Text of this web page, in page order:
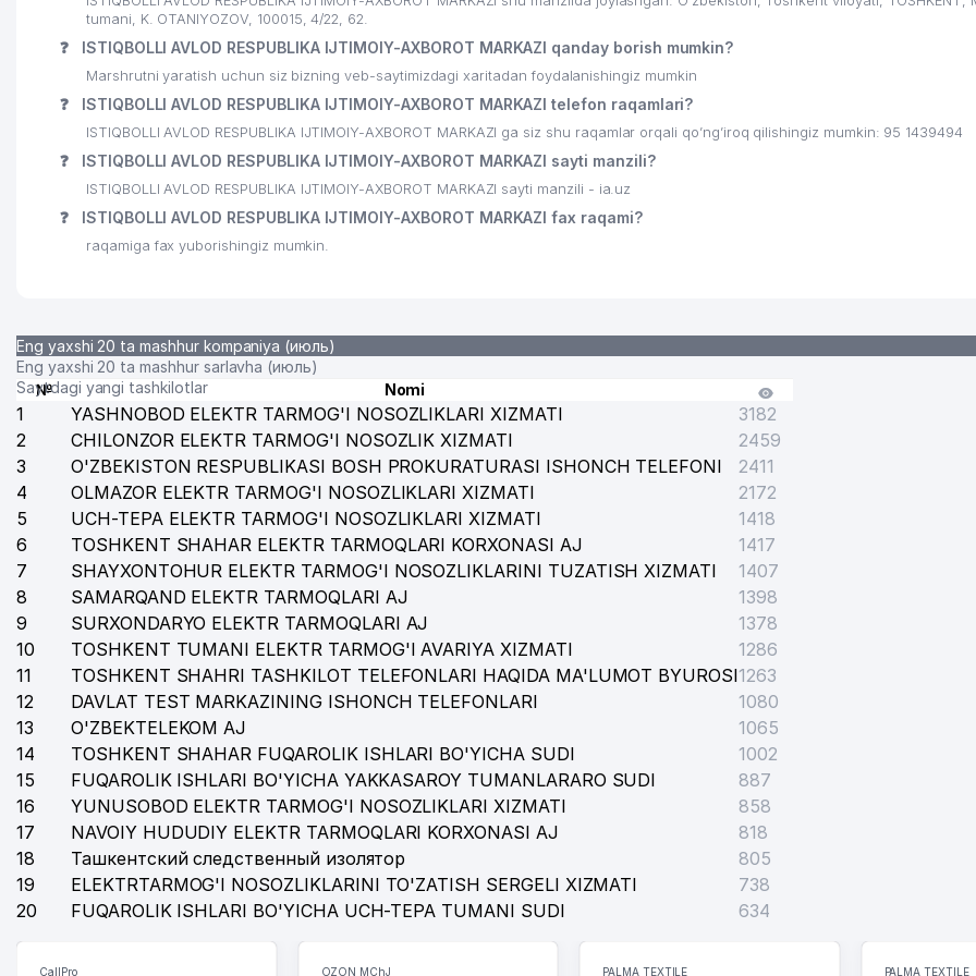
25 XONADON VA TASHKILOT TELEFONLAR XAQIDA MA'LUMOT BYUROSI
QULMATOVA DILDORA XAMZAYEVNA YAKKA TARTIBDAGI TADBIRKOR
28 AGRO PROM STROY PERLIT MChJ
29 DST SERVICE MChJ
GIZA FASHION HOUSE MChJ
32 SARUS BIZNES SERVIS MChJ
33 FUSION FOOD MChJ
DAVR BANK XUSUSIY AKSIYADORLIK TIJORAT BANK YAKKASAROY FILIALI
KEY SOLUTIONS MChJ
ESTHER TECHNOLOGY MChJ
ART VITRAJ MChJ
GLOBAL LOGISTICS SYSTEMS MChJ
HIGH STAND TOURS MChJ
ТАШКЕНТСКОЕ ГОРОДСКОЕ ТЕРРИТОРИАЛЬНОЕ КОММУНАЛЬНО-ЭКСПЛУАТАЦИОННОЕ BIRLASHMASI
O'ZBEKISTON RESPUBLIKASI XALQ TA'LIMI VAZIRLIGI
PREMIUM COFFEE PROJECT MChJ
COOL KIDS NODAVLAT TA'LIM MUASSASASI
INGO-UZBEKISTAN AJ
tumani, K. OTANIYOZOV, 100015, 4/22, 62.
❓ ISTIQBOLLI AVLOD RESPUBLIKA IJTIMOIY-AXBOROT MARKAZI qanday borish mumkin?
Marshrutni yaratish uchun siz bizning veb-saytimizdagi xaritadan foydalanishingiz mumkin
❓ ISTIQBOLLI AVLOD RESPUBLIKA IJTIMOIY-AXBOROT MARKAZI telefon raqamlari?
ISTIQBOLLI AVLOD RESPUBLIKA IJTIMOIY-AXBOROT MARKAZI ga siz shu raqamlar orqali qo’ng’iroq qilishingiz mumkin: 95 1439494
❓ ISTIQBOLLI AVLOD RESPUBLIKA IJTIMOIY-AXBOROT MARKAZI sayti manzili?
ISTIQBOLLI AVLOD RESPUBLIKA IJTIMOIY-AXBOROT MARKAZI sayti manzili - ia.uz
❓ ISTIQBOLLI AVLOD RESPUBLIKA IJTIMOIY-AXBOROT MARKAZI fax raqami?
raqamiga fax yuborishingiz mumkin.
Eng yaxshi 20 ta mashhur kompaniya (июль)
Eng yaxshi 20 ta mashhur sarlavha (июль)
Saytdagi yangi tashkilotlar
№ Nomi
1 YASHNOBOD ELEKTR TARMOG'I NOSOZLIKLARI XIZMATI
3182
2
CHILONZOR ELEKTR TARMOG'I NOSOZLIK XIZMATI
2459
3
O'ZBEKISTON RESPUBLIKASI BOSH PROKURATURASI ISHONCH TELEFONI
2411
4
OLMAZOR ELEKTR TARMOG'I NOSOZLIKLARI XIZMATI
2172
5
UCH-TEPA ELEKTR TARMOG'I NOSOZLIKLARI XIZMATI
1418
6
TOSHKENT SHAHAR ELEKTR TARMOQLARI KORXONASI AJ
1417
7
SHAYXONTOHUR ELEKTR TARMOG'I NOSOZLIKLARINI TUZATISH XIZMATI
1407
8
SAMARQAND ELEKTR TARMOQLARI AJ
1398
9
SURXONDARYO ELEKTR TARMOQLARI AJ
1378
10
TOSHKENT TUMANI ELEKTR TARMOG'I AVARIYA XIZMATI
1286
11
TOSHKENT SHAHRI TASHKILOT TELEFONLARI HAQIDA MA'LUMOT BYUROSI1263
12
DAVLAT TEST MARKAZINING ISHONCH TELEFONLARI
1080
13
O'ZBEKTELEKOM AJ
1065
14
TOSHKENT SHAHAR FUQAROLIK ISHLARI BO'YICHA SUDI
1002
15
FUQAROLIK ISHLARI BO'YICHA YAKKASAROY TUMANLARARO SUDI
887
16
YUNUSOBOD ELEKTR TARMOG'I NOSOZLIKLARI XIZMATI
858
17
NAVOIY HUDUDIY ELEKTR TARMOQLARI KORXONASI AJ
818
18
Ташкентский следственный изолятор
805
19
ELEKTRTARMOG'I NOSOZLIKLARINI TO'ZATISH SERGELI XIZMATI
738
20
FUQAROLIK ISHLARI BO'YICHA UCH-TEPA TUMANI SUDI 634
CallPro OZON MChJ PALMA TEXTILE PALMA TEXTILE